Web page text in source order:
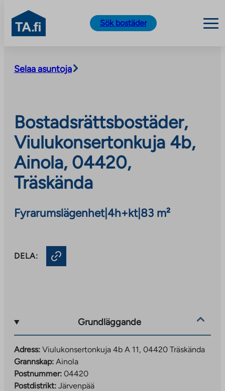
content
TA.fi
Sök bostäder
Selaa asuntoja
Bostadsrättsbostäder,
Viulukonsertonkuja 4b,
Ainola, 04420,
Träskända
Fyrarumslägenhet| 4h+kt| 83 m²
DELA:
Grundläggande
Adress: Viulukonsertonkuja 4b A 11, 04420 Träskända
Grannskap: Ainola
Postnummer: 04420
Postdistrikt: Järvenpää